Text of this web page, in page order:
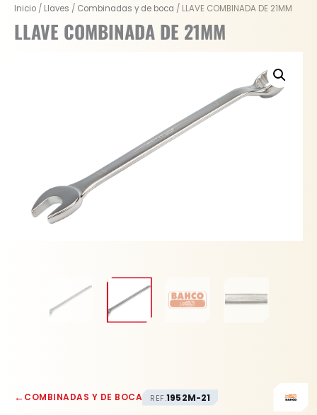
Inicio / Llaves / Combinadas y de boca / LLAVE COMBINADA DE 21MM
LLAVE COMBINADA DE 21MM
←COMBINADAS Y DE BOCA REF.1952M-21
LLAVE
COMBINADA
DE